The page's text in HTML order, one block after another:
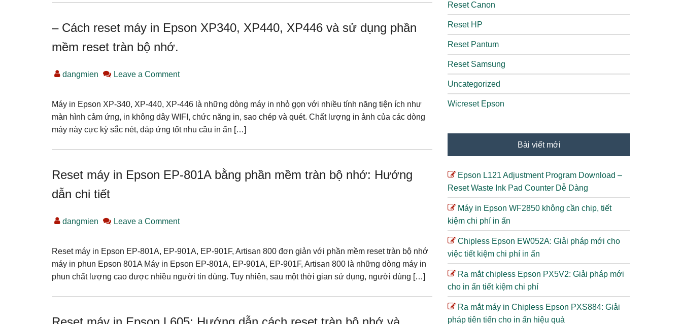
– Cách reset máy in Epson XP340, XP440, XP446 và sử dụng phần
mềm reset tràn bộ nhớ.
dangmien Leave a Comment
Máy in Epson XP-340, XP-440, XP-446 là những dòng máy in nhỏ gọn với nhiều tính năng tiện ích như
màn hình cảm ứng, in không dây WIFI, chức năng in, sao chép và quét. Chất lượng in ảnh của các dòng
máy này cực kỳ sắc nét, đáp ứng tốt nhu cầu in ấn […]
Reset máy in Epson EP-801A bằng phần mềm tràn bộ nhớ: Hướng
dẫn chi tiết
dangmien Leave a Comment
Reset máy in Epson EP-801A, EP-901A, EP-901F, Artisan 800 đơn giản với phần mềm reset tràn bộ nhớ
máy in phun Epson 801A Máy in Epson EP-801A, EP-901A, EP-901F, Artisan 800 là những dòng máy in
phun chất lượng cao được nhiều người tin dùng. Tuy nhiên, sau một thời gian sử dụng, người dùng […]
Reset Canon
Reset HP
Reset Pantum
Reset Samsung
Uncategorized
Wicreset Epson
Bài viết mới
Epson L121 Adjustment Program Download –
Reset Waste Ink Pad Counter Dễ Dàng
Máy in Epson WF2850 không cần chip, tiết
kiệm chi phí in ấn
Chipless Epson EW052A: Giải pháp mới cho
việc tiết kiệm chi phí in ấn
Ra mắt chipless Epson PX5V2: Giải pháp mới
cho in ấn tiết kiệm chi phí
Ra mắt máy in Chipless Epson PXS884: Giải
pháp tiên tiến cho in ấn hiệu quả